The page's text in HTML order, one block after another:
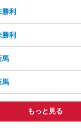
勝利
勝利
馬
馬
もっと見る